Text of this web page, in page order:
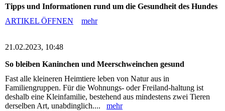
Tipps und Informationen rund um die Gesundheit des Hundes
ARTIKEL ÖFFNEN
mehr
21.02.2023, 10:48
So bleiben Kaninchen und Meerschweinchen gesund
Fast alle kleineren Heimtiere leben von Natur aus in
Familiengruppen. Für die Wohnungs- oder Freiland-haltung ist
deshalb eine Kleinfamilie, bestehend aus mindestens zwei Tieren
derselben Art, unabdinglich.... mehr